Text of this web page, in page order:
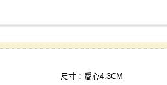
尺寸：愛心4.3CM